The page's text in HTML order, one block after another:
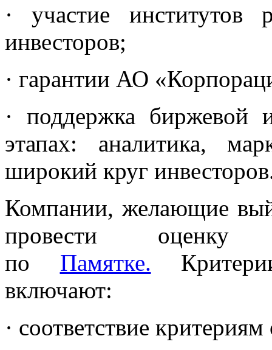
· участие институтов
инвесторов;
· гарантии АО
· поддержка биржевой
этапах: аналитика,
широкий круг
Компании, желающие
провести оценку
по Памятке.
включают:
· соответствие